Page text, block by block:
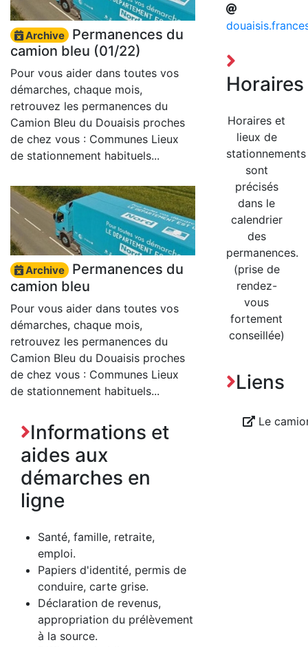
Archive
Permanences du
camion bleu (01/22)
Pour vous aider dans toutes vos
démarches, chaque mois,
retrouvez les permanences du
Camion Bleu du Douaisis proches
de chez vous : Communes Lieux
de stationnement habituels...
Archive
Permanences du
camion bleu
Pour vous aider dans toutes vos
démarches, chaque mois,
retrouvez les permanences du
Camion Bleu du Douaisis proches
de chez vous : Communes Lieux
de stationnement habituels...
Informations et
aides aux
démarches en
ligne
Santé, famille, retraite,
emploi.
Papiers d'identité, permis de
conduire, carte grise.
Déclaration de revenus,
appropriation du prélèvement
à la source.
Horaires
Horaires et
lieux de
stationnements
sont
précisés
dans le
calendrier
des
permanences.
(prise de
rendez-
vous
fortement
conseillée)
Liens
Le